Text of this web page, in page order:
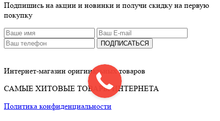
Подпишись на акции и новинки и получи скидку на первую
покупку
ПОДПИСАТЬСЯ
Интернет-магазин оригинальных товаров
САМЫЕ ХИТОВЫЕ ТОВАРЫ ИНТЕРНЕТА
Политика конфиденциальности